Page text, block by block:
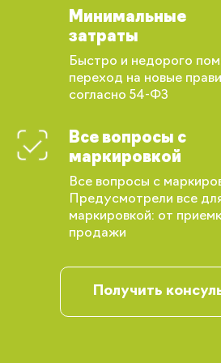
Минимальные
затраты
Быстро и недорого
переход на новые
согласно 54-ФЗ
Все вопросы с
маркировкой
Все вопросы с
Предусмотрели все
маркировкой: от
продажи
Получить
Вы сможете отслеживать
рекомендации
Запомнить меня